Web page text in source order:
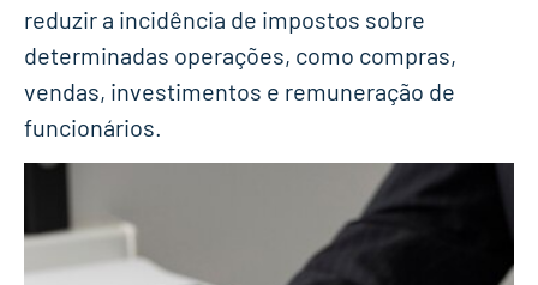
reduzir a incidência de impostos sobre
determinadas operações, como compras,
vendas, investimentos e remuneração de
funcionários.